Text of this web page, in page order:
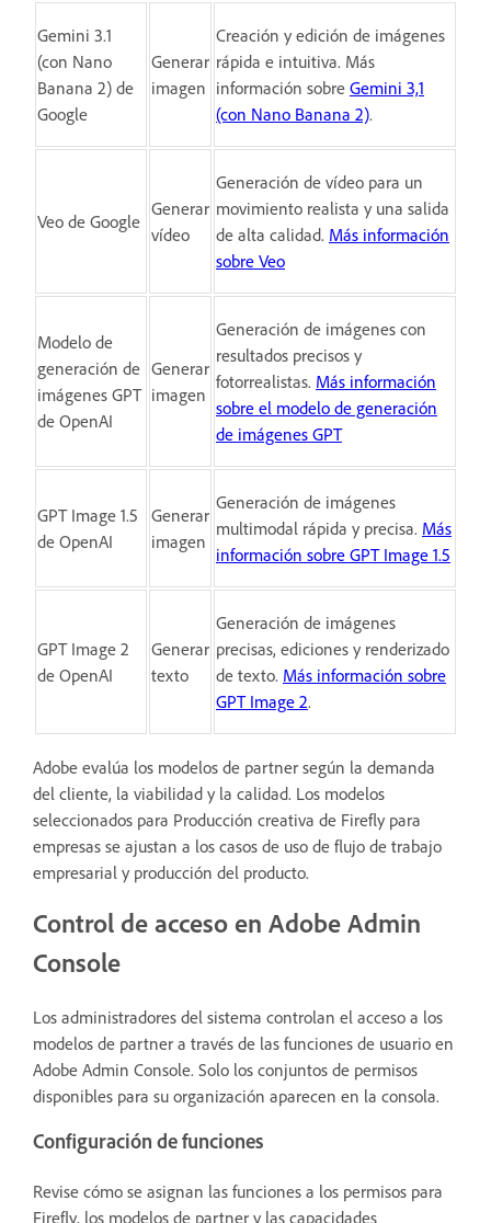
Gemini 3.1
(con Nano
Banana 2) de
Google​
Generar
imagen
Creación y edición de imágenes
rápida e intuitiva. Más
información sobre Gemini 3,1
(con Nano Banana 2).
Veo de Google
Generar
vídeo
Generación de vídeo para un
movimiento realista y una salida
de alta calidad. Más información
sobre Veo
Modelo de
generación de
imágenes GPT
de OpenAI
Generar
imagen
Generación de imágenes con
resultados precisos y
fotorrealistas. Más información
sobre el modelo de generación
de imágenes GPT
GPT Image 1.5
de OpenAI
Generar
imagen
Generación de imágenes
multimodal rápida y precisa. Más
información sobre GPT Image 1.5
GPT Image 2
de OpenAI
Generar
texto
Generación de imágenes
precisas, ediciones y renderizado
de texto. Más información sobre
GPT Image 2.
Adobe evalúa los modelos de partner según la demanda
del cliente, la viabilidad y la calidad. Los modelos
seleccionados para Producción creativa de Firefly para
empresas se ajustan a los casos de uso de flujo de trabajo
empresarial y producción del producto.
Control de acceso en Adobe Admin
Console
Los administradores del sistema controlan el acceso a los
modelos de partner a través de las funciones de usuario en
Adobe Admin Console. Solo los conjuntos de permisos
disponibles para su organización aparecen en la consola.
Configuración de funciones
Revise cómo se asignan las funciones a los permisos para
Firefly, los modelos de partner y las capacidades